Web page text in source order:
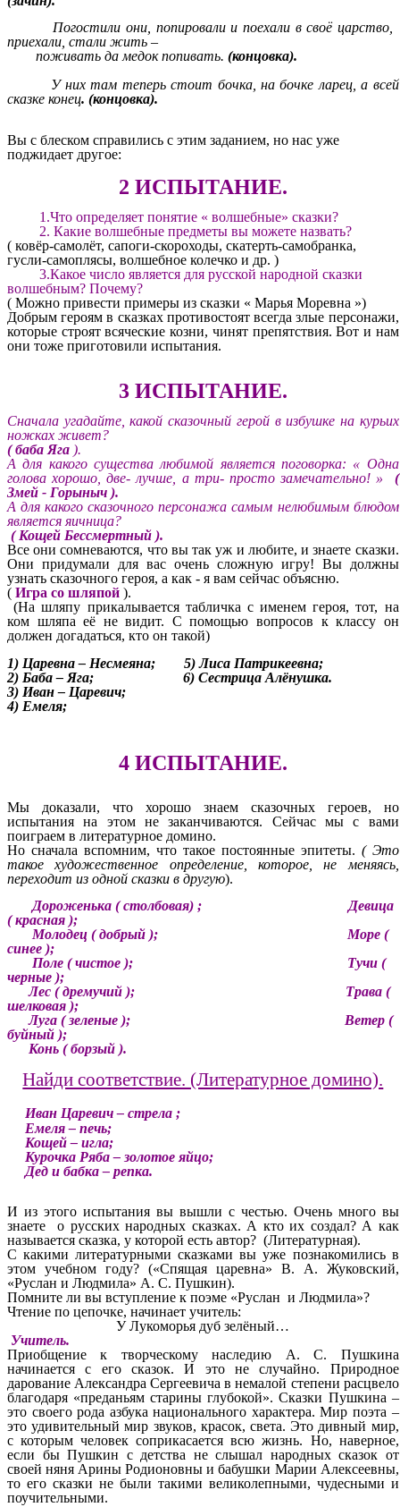
Погостили они, попировали и поехали в своё царство,
приехали, стали жить –
поживать да медок попивать. (концовка).
У них там теперь стоит бочка, на бочке ларец, а всей
сказке конец. (концовка).
Вы с блеском справились с этим заданием, но нас уже
поджидает другое:
2 ИСПЫТАНИЕ.
1.Что определяет понятие « волшебные» сказки?
2. Какие волшебные предметы вы можете назвать?
( ковёр-самолёт, сапоги-скороходы, скатерть-самобранка,
гусли-самоплясы, волшебное колечко и др. )
3.Какое число является для русской народной сказки
волшебным? Почему?
( Можно привести примеры из сказки « Марья Моревна »)
Добрым героям в сказках противостоят всегда злые персонажи,
которые строят всяческие козни, чинят препятствия. Вот и нам
они тоже приготовили испытания.
3 ИСПЫТАНИЕ.
Сначала угадайте, какой сказочный герой в избушке на курьих
ножках живет?
( баба Яга ).
А для какого существа любимой является поговорка: « Одна
голова хорошо, две- лучше, а три- просто замечательно! » (
Змей - Горыныч ).
А для какого сказочного персонажа самым нелюбимым блюдом
является яичница?
( Кощей Бессмертный ).
Все они сомневаются, что вы так уж и любите, и знаете сказки.
Они придумали для вас очень сложную игру! Вы должны
узнать сказочного героя, а как - я вам сейчас объясню.
( Игра со шляпой ).
(На шляпу прикалывается табличка с именем героя, тот, на
ком шляпа её не видит. С помощью вопросов к классу он
должен догадаться, кто он такой)
1) Царевна – Несмеяна; 5) Лиса Патрикеевна;
2) Баба – Яга; 6) Сестрица Алёнушка.
3) Иван – Царевич;
4) Емеля;
4 ИСПЫТАНИЕ.
Мы доказали, что хорошо знаем сказочных героев, но
испытания на этом не заканчиваются. Сейчас мы с вами
поиграем в литературное домино.
Но сначала вспомним, что такое постоянные эпитеты. ( Это
такое художественное определение, которое, не меняясь,
переходит из одной сказки в другую).
Дороженька ( столбовая) ; Девица
( красная );
Молодец ( добрый ); Море (
синее );
Поле ( чистое ); Тучи (
черные );
Лес ( дремучий ); Трава (
шелковая );
Луга ( зеленые ); Ветер (
буйный );
Конь ( борзый ).
Найди соответствие. (Литературное домино).
Иван Царевич – стрела ;
Емеля – печь;
Кощей – игла;
Курочка Ряба – золотое яйцо;
Дед и бабка – репка.
И из этого испытания вы вышли с честью. Очень много вы
знаете о русских народных сказках. А кто их создал? А как
называется сказка, у которой есть автор? (Литературная).
С какими литературными сказками вы уже познакомились в
этом учебном году? («Спящая царевна» В. А. Жуковский,
«Руслан и Людмила» А. С. Пушкин).
Помните ли вы вступление к поэме «Руслан и Людмила»?
Чтение по цепочке, начинает учитель:
У Лукоморья дуб зелёный…
Учитель.
Приобщение к творческому наследию А. С. Пушкина
начинается с его сказок. И это не случайно. Природное
дарование Александра Сергеевича в немалой степени расцвело
благодаря «преданьям старины глубокой». Сказки Пушкина –
это своего рода азбука национального характера. Мир поэта –
это удивительный мир звуков, красок, света. Это дивный мир,
с которым человек соприкасается всю жизнь. Но, наверное,
если бы Пушкин с детства не слышал народных сказок от
своей няня Арины Родионовны и бабушки Марии Алексеевны,
то его сказки не были такими великолепными, чудесными и
поучительными.